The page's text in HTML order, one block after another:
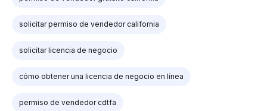
solicitar permiso de vendedor california
solicitar licencia de negocio
cómo obtener una licencia de negocio en línea
permiso de vendedor cdtfa